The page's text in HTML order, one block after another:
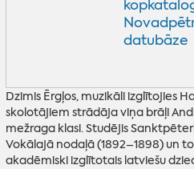
datubāze
Dzimis Ērgļos, muzikāli izglītojies
skolotājiem strādāja viņa brāļi
mežraga klasi. Studējis
Vokālajā nodaļā (1892–1898) un
akadēmiski izglītotais latviešu